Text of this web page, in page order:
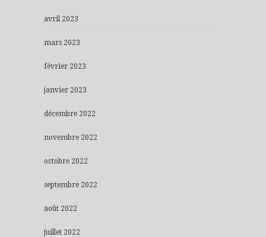
avril 2023
mars 2023
février 2023
janvier 2023
décembre 2022
novembre 2022
octobre 2022
septembre 2022
août 2022
juillet 2022